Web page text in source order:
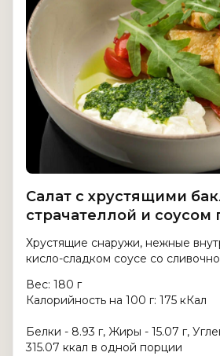
Салат с хрустящими
страчателлой и соусом
Хрустящие снаружи, нежные
кисло-сладком соусе со
Вес: 180 г
Калорийность на 100 г: 175 кКал
Белки - 8.93 г, Жиры - 15.07 г,
315.07 ккал в одной порции